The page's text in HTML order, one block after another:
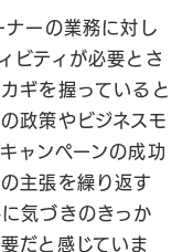
ナーの業務に対し
ビティが必要とさ
ギを握っていると
政策やビジネスモ
ャンペーンの成功
主張を繰り返す
気づきのきっか
だと感じていま